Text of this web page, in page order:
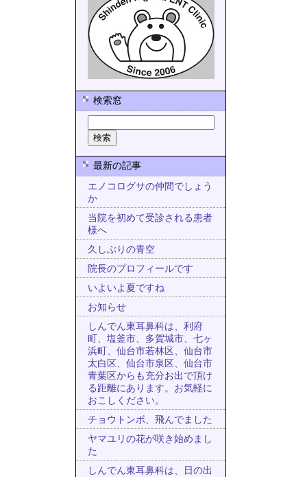
検索窓
最新の記事
エノコログサの仲間でしょう
か
当院を初めて受診される患者
様へ
久しぶりの青空
院長のプロフィールです
いよいよ夏ですね
お知らせ
しんでん東耳鼻科は、利府
町、塩釜市、多賀城市、七ヶ
浜町、仙台市若林区、仙台市
太白区、仙台市泉区、仙台市
青葉区からも充分お出で頂け
る距離にあります。お気軽に
おこしください。
チョウトンボ、飛んでました
ヤマユリの花が咲き始めまし
た
しんでん東耳鼻科は、日の出